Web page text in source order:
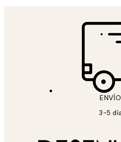
3-5